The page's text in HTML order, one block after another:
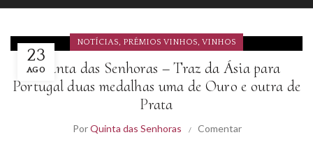
23
AGO
NOTÍCIAS, PRÉMIOS VINHOS, VINHOS
Quinta das Senhoras – Traz da Ásia para
Portugal duas medalhas uma de Ouro e outra de
Prata
PorQuinta das Senhoras Comentar